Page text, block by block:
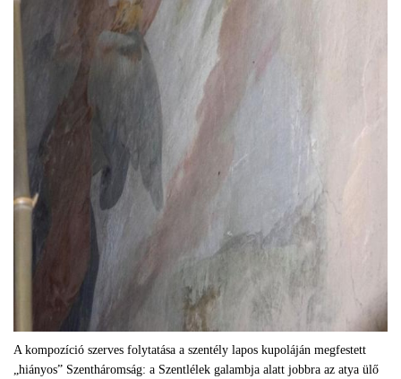
A kompozíció szerves folytatása a szentély lapos kupoláján megfestett
„hiányos” Szentháromság: a Szentlélek galambja alatt jobbra az atya ülő